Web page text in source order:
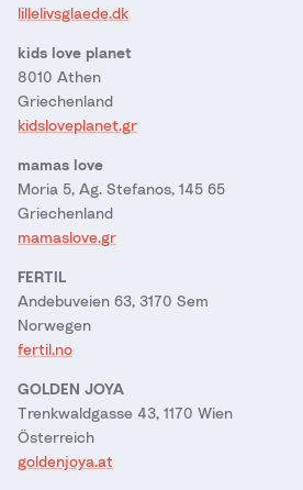
lillelivsglaede.dk
kids love planet
8010 Athen
Griechenland
kidsloveplanet.gr
mamas love
Moria 5, Ag. Stefanos, 145 65
Griechenland
mamaslove.gr
FERTIL
Andebuveien 63, 3170 Sem
Norwegen
fertil.no
GOLDEN JOYA
Trenkwaldgasse 43, 1170 Wien
Österreich
goldenjoya.at